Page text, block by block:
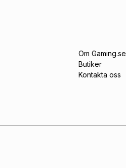
Om Gaming.se
Butiker
Kontakta oss